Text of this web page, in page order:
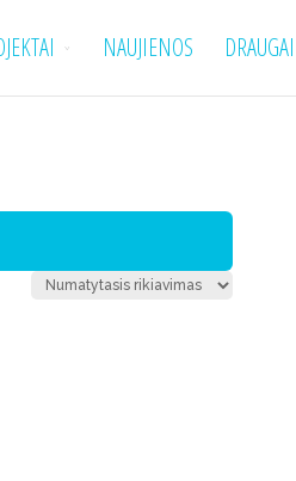
NAUJIENOS DRAUGAI